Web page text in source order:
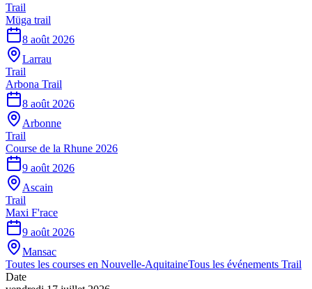
Trail
Müga trail
8 août 2026
Larrau
Trail
Arbona Trail
8 août 2026
Arbonne
Trail
Course de la Rhune 2026
9 août 2026
Ascain
Trail
Maxi F'race
9 août 2026
Mansac
Toutes les courses en Nouvelle-AquitaineTous les événements Trail
Date